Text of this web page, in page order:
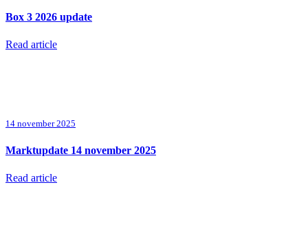
Box 3 2026 update
Read article
14 november 2025
Marktupdate 14 november 2025
Read article